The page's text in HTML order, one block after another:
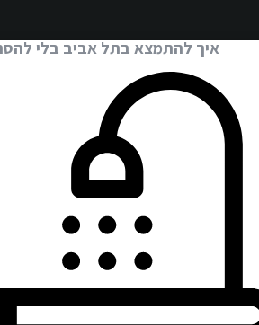
איך להתמצא בתל אביב בלי